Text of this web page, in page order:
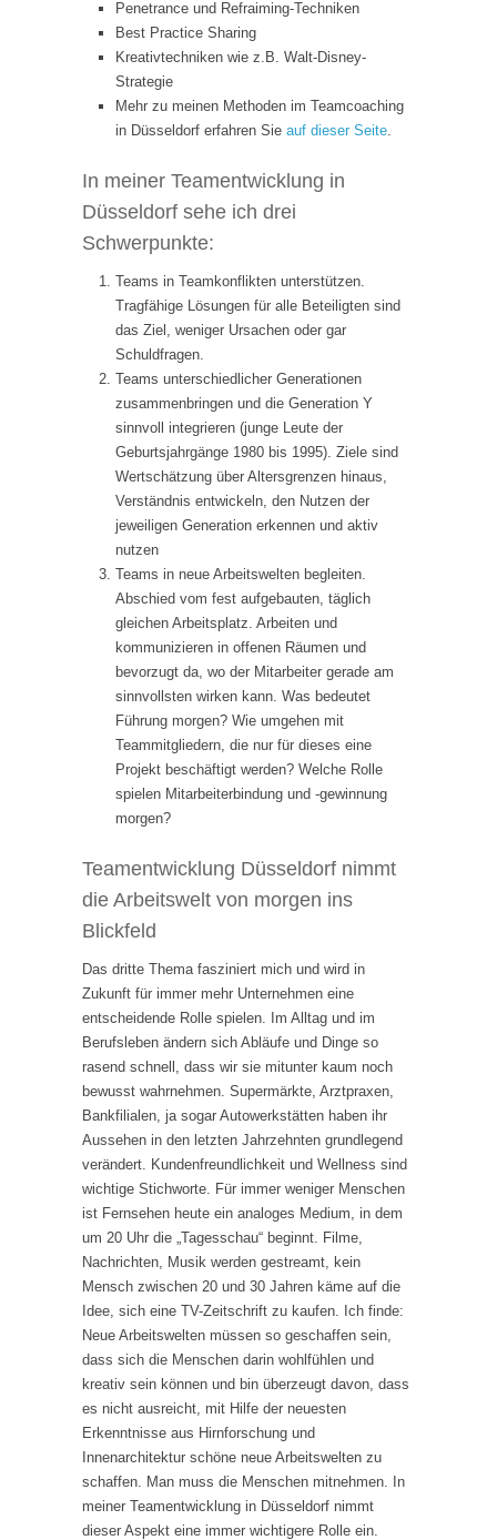
Penetrance und Refraiming-Techniken
Best Practice Sharing
Kreativtechniken wie z.B. Walt-Disney-
Strategie
Mehr zu meinen Methoden im Teamcoaching
in Düsseldorf erfahren Sie auf dieser Seite.
In meiner Teamentwicklung in
Düsseldorf sehe ich drei
Schwerpunkte:
Teams in Teamkonflikten unterstützen.
Tragfähige Lösungen für alle Beteiligten sind
das Ziel, weniger Ursachen oder gar
Schuldfragen.
Teams unterschiedlicher Generationen
zusammenbringen und die Generation Y
sinnvoll integrieren (junge Leute der
Geburtsjahrgänge 1980 bis 1995). Ziele sind
Wertschätzung über Altersgrenzen hinaus,
Verständnis entwickeln, den Nutzen der
jeweiligen Generation erkennen und aktiv
nutzen
Teams in neue Arbeitswelten begleiten.
Abschied vom fest aufgebauten, täglich
gleichen Arbeitsplatz. Arbeiten und
kommunizieren in offenen Räumen und
bevorzugt da, wo der Mitarbeiter gerade am
sinnvollsten wirken kann. Was bedeutet
Führung morgen? Wie umgehen mit
Teammitgliedern, die nur für dieses eine
Projekt beschäftigt werden? Welche Rolle
spielen Mitarbeiterbindung und -gewinnung
morgen?
Teamentwicklung Düsseldorf nimmt
die Arbeitswelt von morgen ins
Blickfeld
Das dritte Thema fasziniert mich und wird in
Zukunft für immer mehr Unternehmen eine
entscheidende Rolle spielen. Im Alltag und im
Berufsleben ändern sich Abläufe und Dinge so
rasend schnell, dass wir sie mitunter kaum noch
bewusst wahrnehmen. Supermärkte, Arztpraxen,
Bankfilialen, ja sogar Autowerkstätten haben ihr
Aussehen in den letzten Jahrzehnten grundlegend
verändert. Kundenfreundlichkeit und Wellness sind
wichtige Stichworte. Für immer weniger Menschen
ist Fernsehen heute ein analoges Medium, in dem
um 20 Uhr die „Tagesschau“ beginnt. Filme,
Nachrichten, Musik werden gestreamt, kein
Mensch zwischen 20 und 30 Jahren käme auf die
Idee, sich eine TV-Zeitschrift zu kaufen. Ich finde:
Neue Arbeitswelten müssen so geschaffen sein,
dass sich die Menschen darin wohlfühlen und
kreativ sein können und bin überzeugt davon, dass
es nicht ausreicht, mit Hilfe der neuesten
Erkenntnisse aus Hirnforschung und
Innenarchitektur schöne neue Arbeitswelten zu
schaffen. Man muss die Menschen mitnehmen. In
meiner Teamentwicklung in Düsseldorf nimmt
dieser Aspekt eine immer wichtigere Rolle ein.